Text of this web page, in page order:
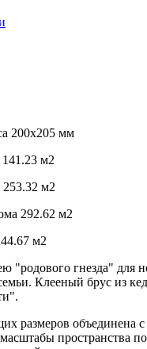
200х205 мм
м2
м2
292.62 м2
м2
"родового гнезда" для
Клееный брус из
размеров объединена
пространства